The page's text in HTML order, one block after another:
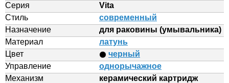
Серия
Vita
Стиль
современный
Назначение
для раковины (умывальника)
Материал
латунь
Цвет
черный
Управление
однорычажное
Механизм
керамический картридж